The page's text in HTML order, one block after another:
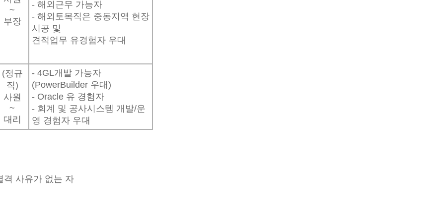
~
부장
- 해외근무 가능자
- 해외토목직은 중동지역 현장
시공 및
견적업무 유경험자 우대
(정규
직)
사원
~
대리
- 4GL개발 가능자
(PowerBuilder 우대)
- Oracle 유 경험자
- 회계 및 공사시스템 개발/운
영 경험자 우대
격 사유가 없는 자